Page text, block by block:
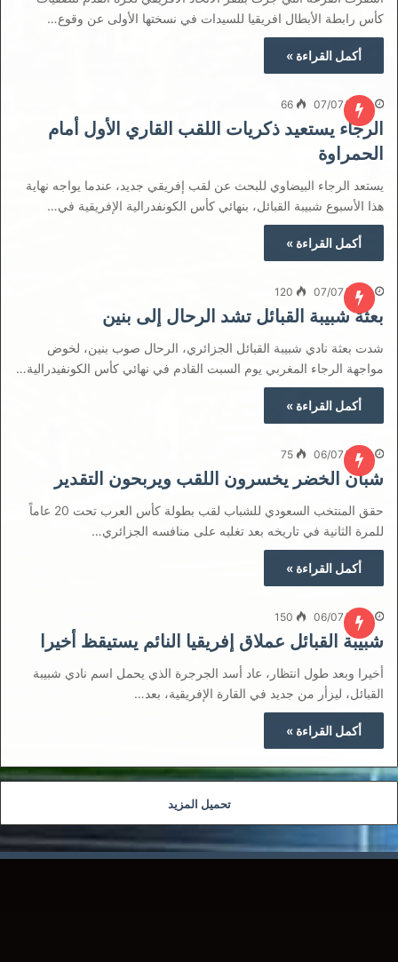
كأس رابطة الأبطال افريقيا للسيدات في نسختها الأولى عن وقوع…
أكمل القراءة »
07/07/2021
66
الرجاء يستعيد ذكريات اللقب القاري الأول أمام
الحمراوة
يستعد الرجاء البيضاوي للبحث عن لقب إفريقي جديد، عندما يواجه نهاية
هذا الأسبوع شبيبة القبائل، بنهائي كأس الكونفدرالية الإفريقية في…
أكمل القراءة »
07/07/2021
120
بعثة شبيبة القبائل تشد الرحال إلى بنين
شدت بعثة نادي شبيبة القبائل الجزائري، الرحال صوب بنين، لخوض
مواجهة الرجاء المغربي يوم السبت القادم في نهائي كأس الكونفيدرالية…
أكمل القراءة »
06/07/2021
75
شبان الخضر يخسرون اللقب ويربحون التقدير
حقق المنتخب السعودي للشباب لقب بطولة كأس العرب تحت 20 عاماً
للمرة الثانية في تاريخه بعد تغلبه على منافسه الجزائري…
أكمل القراءة »
06/07/2021
150
شبيبة القبائل عملاق إفريقيا النائم يستيقظ أخيرا
أخيرا وبعد طول انتظار، عاد أسد الجرجرة الذي يحمل اسم نادي شبيبة
القبائل، ليزأر من جديد في القارة الإفريقية، بعد…
أكمل القراءة »
تحميل المزيد